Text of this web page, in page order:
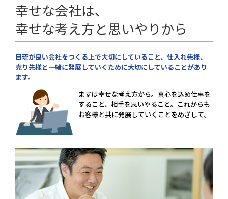
幸せな会社は、
幸せな考え方と思いやりから
日琉が良い会社をつくる上で大切にしていること、仕入れ先様、
売り先様と一緒に発展していくために大切にしていることがあり
ます。
まずは幸せな考え方から。真心を込め仕事を
すること、相手を思いやること。これからも
お客様と共に発展していくことをめざして。